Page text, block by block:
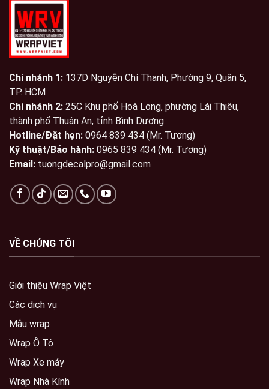
Chi nhánh 1: 137D Nguyễn Chí Thanh, Phường 9, Quận 5,
TP. HCM
Chi nhánh 2: 25C Khu phố Hoà Long, phường Lái Thiêu,
thành phố Thuận An, tỉnh Bình Dương
Hotline/Đặt hẹn: 0964 839 434 (Mr. Tương)
Kỹ thuật/Bảo hành: 0965 839 434 (Mr. Tương)
Email: tuongdecalpro@gmail.com
VỀ CHÚNG TÔI
Giới thiệu Wrap Việt
Các dịch vụ
Mẫu wrap
Wrap Ô Tô
Wrap Xe máy
Wrap Nhà Kính